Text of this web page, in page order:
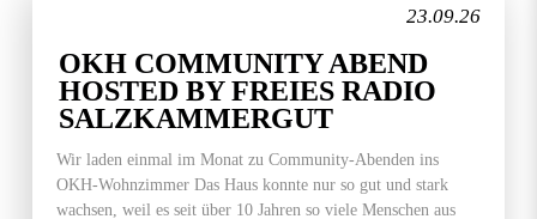
23.09.26
OKH COMMUNITY ABEND
HOSTED BY FREIES RADIO
SALZKAMMERGUT
Wir laden einmal im Monat zu Community-Abenden ins
OKH-Wohnzimmer Das Haus konnte nur so gut und stark
wachsen, weil es seit über 10 Jahren so viele Menschen aus